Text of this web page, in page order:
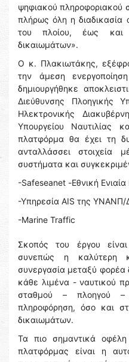
ψηφιακού πληροφοριακού
πλήρως όλη η
του πλοίου, έως και
δικαιωμάτων».
Ο κ. Πλακιωτάκης,
την άμεση
δημιουργήθηκε
Διεύθυνσης Πλοηγικής
Ηλεκτρονικής
Υπουργείου Ναυτιλίας
πλατφόρμα θα έχει τη
ανταλλάσσει στοιχεία
συστήματα και
-Safeseanet -Εθνική
-Υπηρεσία AIS της
-Marine Traffic
Σκοπός του έργου
συνεπώς η καλύτερη
συνεργασία μεταξύ φορέα
κάθε λιμένα - ναυτικού
σταθμού – πλοηγού –
πληροφόρηση, όσο και
δικαιωμάτων.
Τα πιο σημαντικά
πλατφόρμας είναι η